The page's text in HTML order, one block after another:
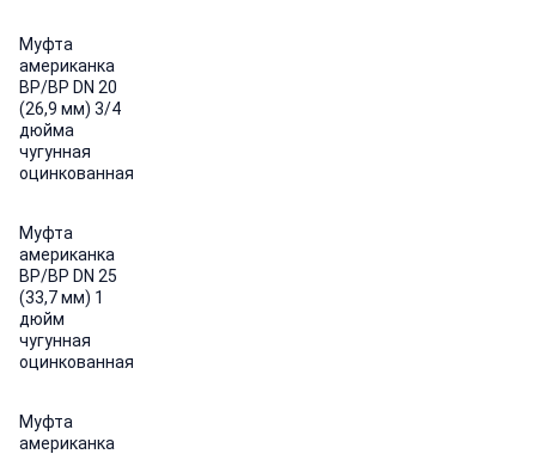
Муфта
американка
ВР/ВР DN 20
(26,9 мм) 3/4
дюйма
чугунная
оцинкованная
Муфта
американка
ВР/ВР DN 25
(33,7 мм) 1
дюйм
чугунная
оцинкованная
Муфта
американка